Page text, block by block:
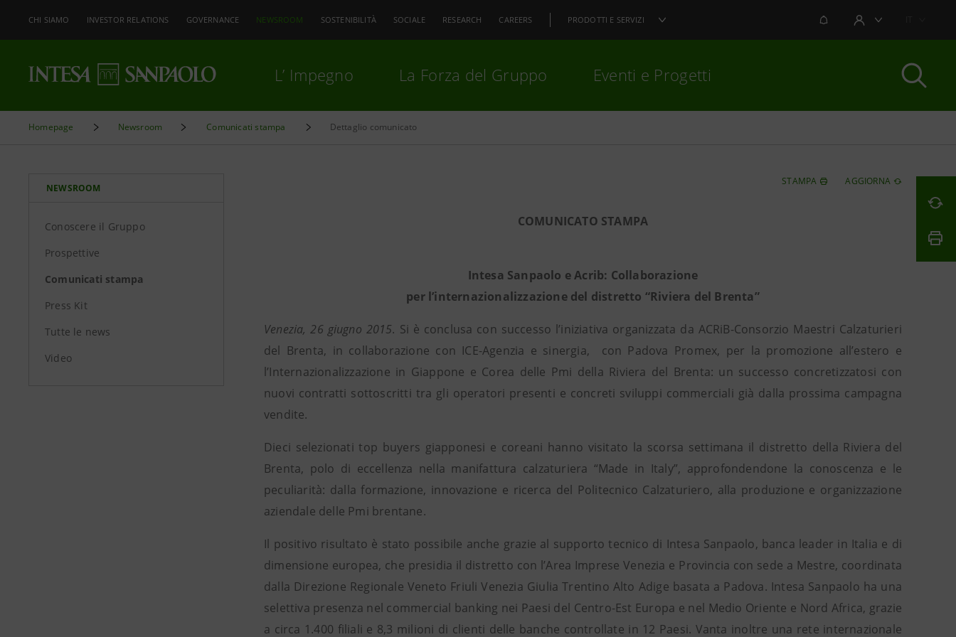
CHI SIAMO INVESTOR RELATIONS GOVERNANCE NEWSROOM SOSTENIBILITÀ SOCIALE RESEARCH CAREERS PRODOTTI E SERVIZI NOTIFICHEAREA UTENTE
L’ Impegno La Forza del Gruppo Eventi e Progetti
Homepage Newsroom Comunicati stampa Dettaglio comunicato
NEWSROOM
Conoscere il Gruppo
Prospettive
Comunicati stampa
Press Kit
Tutte le news
Video
STAMPA AGGIORNA
COMUNICATO STAMPA
Intesa Sanpaolo e Acrib: Collaborazione
per l’internazionalizzazione del distretto “Riviera del Brenta”
Venezia, 26 giugno 2015. Si è conclusa con successo l’iniziativa organizzata da ACRiB-Consorzio Maestri Calzaturieri
del Brenta, in collaborazione con ICE-Agenzia e sinergia, con Padova Promex, per la promozione all’estero e
l’Internazionalizzazione in Giappone e Corea delle Pmi della Riviera del Brenta: un successo concretizzatosi con
nuovi contratti sottoscritti tra gli operatori presenti e concreti sviluppi commerciali già dalla prossima campagna
vendite.
Dieci selezionati top buyers giapponesi e coreani hanno visitato la scorsa settimana il distretto della Riviera del
Brenta, polo di eccellenza nella manifattura calzaturiera “Made in Italy”, approfondendone la conoscenza e le
peculiarità: dalla formazione, innovazione e ricerca del Politecnico Calzaturiero, alla produzione e organizzazione
aziendale delle Pmi brentane.
Il positivo risultato è stato possibile anche grazie al supporto tecnico di Intesa Sanpaolo, banca leader in Italia e di
dimensione europea, che presidia il distretto con l’Area Imprese Venezia e Provincia con sede a Mestre, coordinata
dalla Direzione Regionale Veneto Friuli Venezia Giulia Trentino Alto Adige basata a Padova. Intesa Sanpaolo ha una
selettiva presenza nel commercial banking nei Paesi del Centro-Est Europa e nel Medio Oriente e Nord Africa, grazie
a circa 1.400 filiali e 8,3 milioni di clienti delle banche controllate in 12 Paesi. Vanta inoltre una rete internazionale